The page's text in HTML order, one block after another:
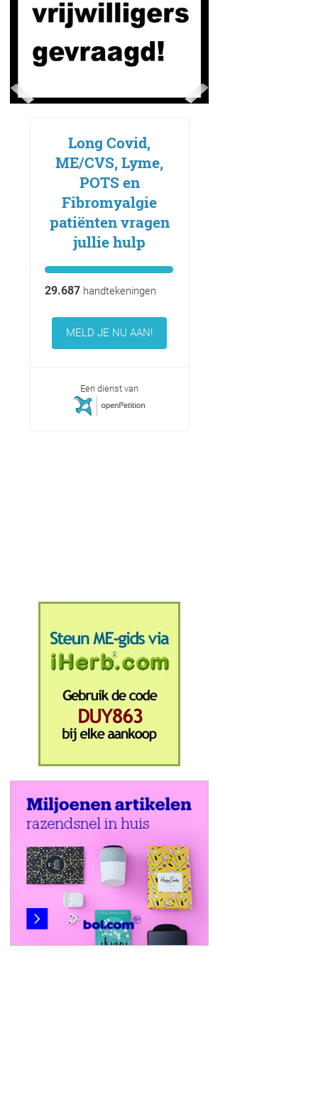
Long Covid,
ME/CVS, Lyme,
POTS en
Fibromyalgie
patiënten vragen
jullie hulp
29.687handtekeningen
MELD JE NU AAN!
Een dienst van